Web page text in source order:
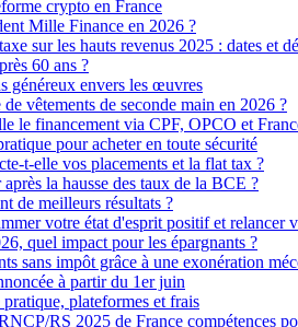
crypto en France
Mille Finance en 2026 ?
sur les hauts revenus 2025 : dates et
60 ans ?
généreux envers les œuvres
vêtements de seconde main en 2026 ?
le financement via CPF, OPCO et
pour acheter en toute sécurité
t-elle vos placements et la flat tax ?
la hausse des taux de la BCE ?
de meilleurs résultats ?
votre état d'esprit positif et relancer
quel impact pour les épargnants ?
sans impôt grâce à une exonération
à partir du 1er juin
plateformes et frais
RS 2025 de France compétences